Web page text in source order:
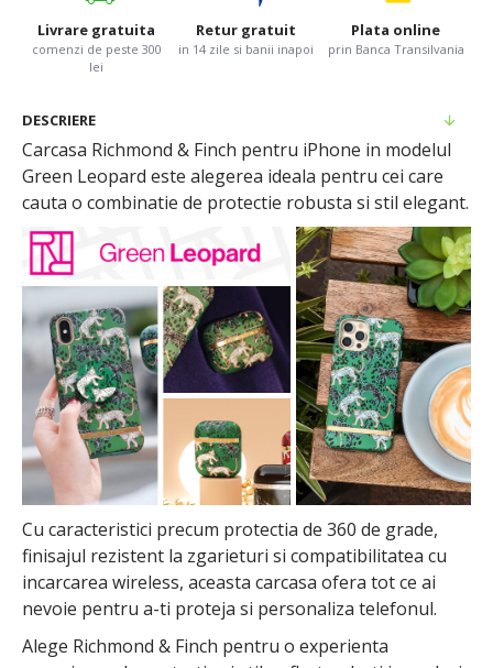
Livrare gratuita
comenzi de peste 300
lei
Retur gratuit
in 14 zile si banii inapoi
Plata online
prin Banca Transilvania
DESCRIERE
Carcasa Richmond & Finch pentru iPhone in modelul
Green Leopard este alegerea ideala pentru cei care
cauta o combinatie de protectie robusta si stil elegant.
Cu caracteristici precum protectia de 360 de grade,
finisajul rezistent la zgarieturi si compatibilitatea cu
incarcarea wireless, aceasta carcasa ofera tot ce ai
nevoie pentru a-ti proteja si personaliza telefonul.
Alege Richmond & Finch pentru o experienta